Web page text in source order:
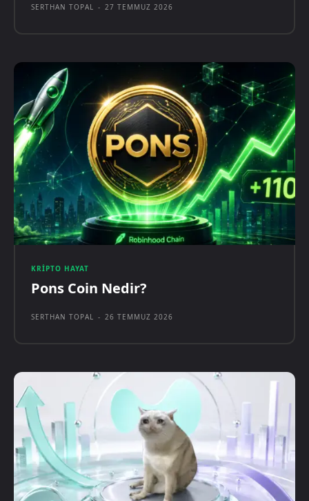
SERTHAN TOPAL - 27 TEMMUZ 2026
KRIPTO HAYAT
Pons Coin Nedir?
SERTHAN TOPAL - 26 TEMMUZ 2026